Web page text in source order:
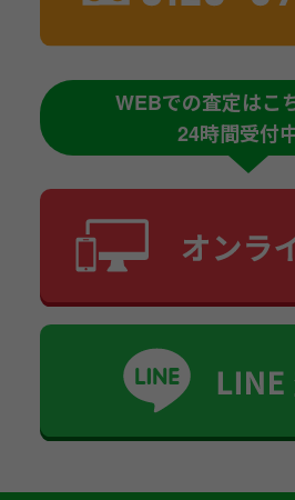
WEBでの査定はこ
24時間受付